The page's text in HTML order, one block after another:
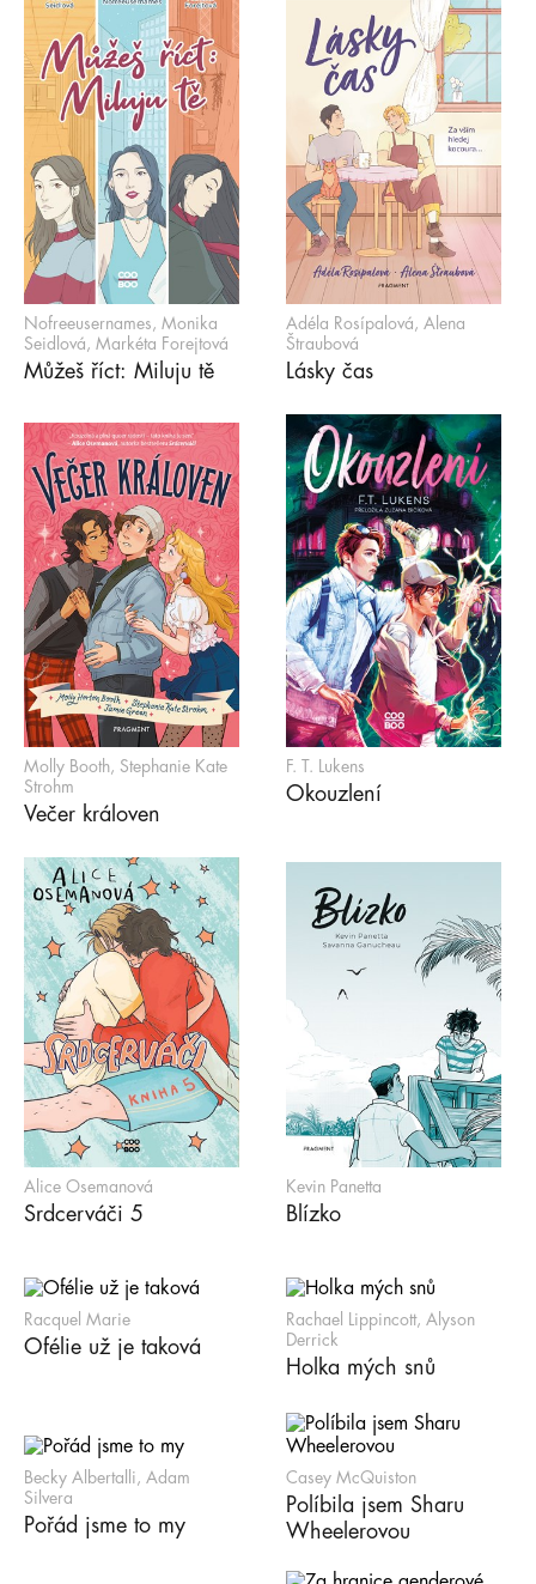
Nofreeusernames, Monika
Seidlová, Markéta Forejtová
Můžeš říct: Miluju tě
Adéla Rosípalová, Alena
Štraubová
Lásky čas
Molly Booth, Stephanie Kate
Strohm
Večer královen
F. T. Lukens
Okouzlení
Alice Osemanová
Srdcerváči 5
Kevin Panetta
Blízko
Racquel Marie
Ofélie už je taková
Rachael Lippincott, Alyson
Derrick
Holka mých snů
Becky Albertalli, Adam
Silvera
Pořád jsme to my
Casey McQuiston
Políbila jsem Sharu
Wheelerovou